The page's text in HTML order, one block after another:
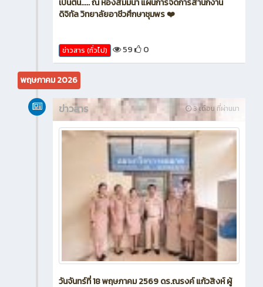
จัดการสำนักงานดิจิทัล วิทยาลัยอาชีวศึกษาชุมพร 🎀 📌
ขอเชิญเข้าร่วมกิจกรรม 🌿 😊 โครงการ 'บายศรีสู่ขวัญ
เป็นต้น..... ณ ห้องสัมมนา แผนการจัดการสำนักงาน
ดิจิทัล วิทยาลัยอาชีวศึกษาชุมพร ❤️
ข่าวสาร (ทั่วไป) 59 0
พฤษภาคม 2026